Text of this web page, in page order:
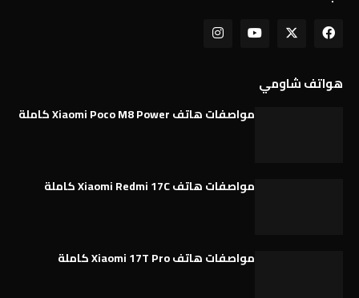
هواتف شاومي
مواصفات هاتف Xiaomi Poco M8 Power كاملة
مواصفات هاتف Xiaomi Redmi 17C كاملة
مواصفات هاتف Xiaomi 17T Pro كاملة